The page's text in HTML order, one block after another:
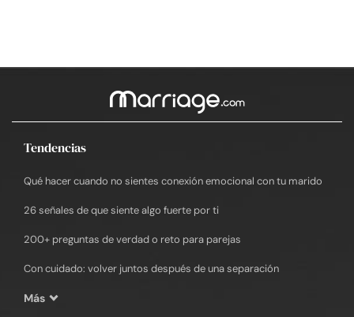
Tendencias
Qué hacer cuando no sientes conexión emocional con tu marido
26 señales de que siente algo fuerte por ti
200+ preguntas de verdad o reto para parejas
Con cuidado: volver juntos después de una separación
Más